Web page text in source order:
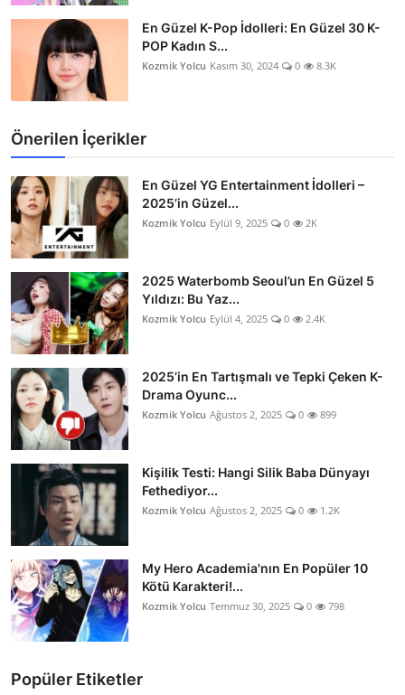
En Güzel K-Pop İdolleri: En Güzel 30 K-
POP Kadın S...
Kozmik Yolcu Kasım 30, 2024 0 8.3K
Önerilen İçerikler
En Güzel YG Entertainment İdolleri –
2025’in Güzel...
Kozmik Yolcu Eylül 9, 2025 0 2K
2025 Waterbomb Seoul’un En Güzel 5
Yıldızı: Bu Yaz...
Kozmik Yolcu Eylül 4, 2025 0 2.4K
2025’in En Tartışmalı ve Tepki Çeken K-
Drama Oyunc...
Kozmik Yolcu Ağustos 2, 2025 0 899
Kişilik Testi: Hangi Silik Baba Dünyayı
Fethediyor...
Kozmik Yolcu Ağustos 2, 2025 0 1.2K
My Hero Academia'nın En Popüler 10
Kötü Karakteri!...
Kozmik Yolcu Temmuz 30, 2025 0 798
Popüler Etiketler